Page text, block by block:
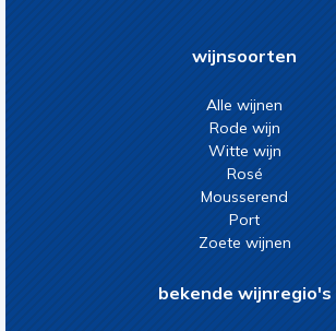
wijnsoorten
Alle wijnen
Rode wijn
Witte wijn
Rosé
Mousserend
Port
Zoete wijnen
bekende wijnregio's